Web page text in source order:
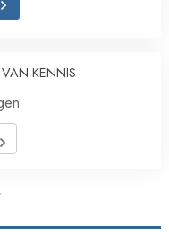
KENNIS